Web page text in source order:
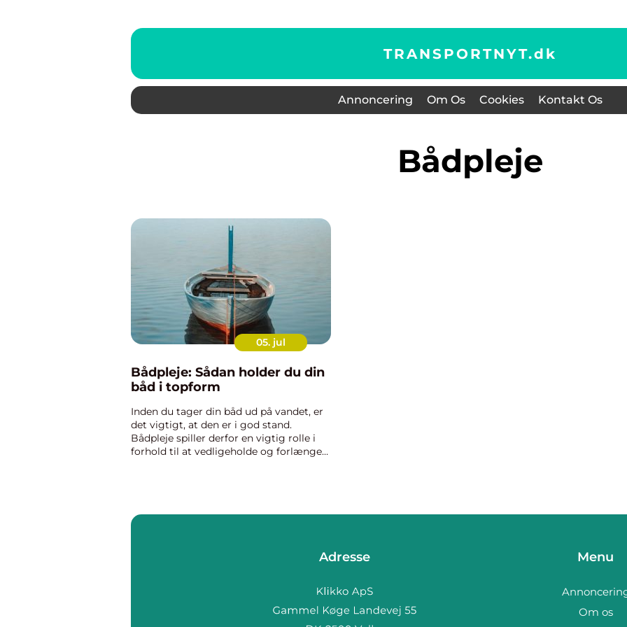
TRANSPORTNYT.dk
Annoncering Om Os Cookies Kontakt Os
bådpleje
05. jul
Bådpleje: Sådan holder du din
båd i topform
Inden du tager din båd ud på vandet, er
det vigtigt, at den er i god stand.
Bådpleje spiller derfor en vigtig rolle i
forhold til at vedligeholde og forlænge
Adresse Menu
Om os